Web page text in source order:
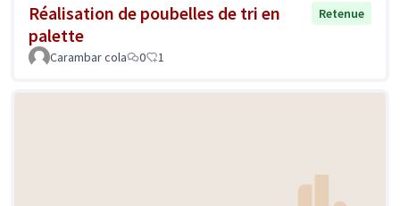
Réalisation de poubelles de tri en
palette
Retenue
Carambar cola 0 1